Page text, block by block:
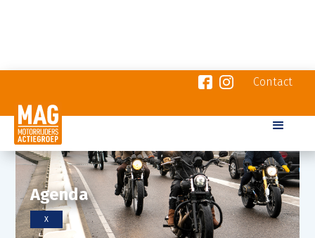
Contact
Agenda
X